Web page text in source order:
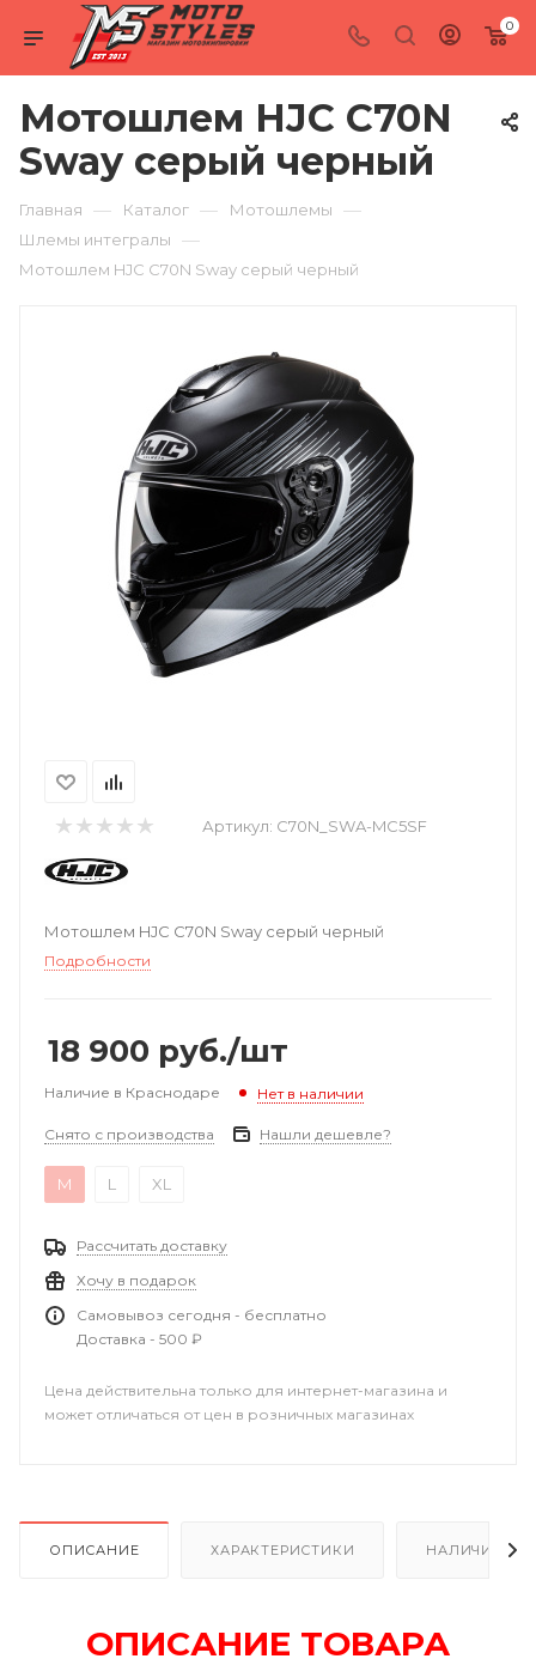
0
Мотошлем HJC C70N
Sway серый черный
Главная — Каталог — Мотошлемы —
Шлемы интегралы —
Мотошлем HJC C70N Sway серый черный
Артикул: C70N_SWA-MC5SF
Мотошлем HJC C70N Sway серый черный
Подробности
18 900 руб./шт
Наличие в Краснодаре Нет в наличии
Снято с производства Нашли дешевле?
M L XL
Рассчитать доставку
Хочу в подарок
Самовывоз сегодня - бесплатно
Доставка - 500 ₽
Цена действительна только для интернет-магазина и
может отличаться от цен в розничных магазинах
ОПИСАНИЕ ХАРАКТЕРИСТИКИ НАЛИЧИЕ В
ОПИСАНИЕ ТОВАРА